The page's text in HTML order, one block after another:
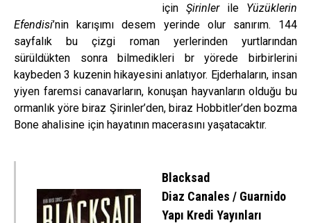
için Şirinlerile Yüzüklerin
Efendisi’nin karışımı desem yerinde olur sanırım. 144
sayfalık bu çizgi roman yerlerinden yurtlarından
sürüldükten sonra bilmedikleri br yörede birbirlerini
kaybeden 3 kuzenin hikayesini anlatıyor. Ejderhaların, insan
yiyen faremsi canavarların, konuşan hayvanların olduğu bu
ormanlık yöre biraz Şirinler’den, biraz Hobbitler’den bozma
Bone ahalisine için hayatının macerasını yaşatacaktır.
Blacksad
Diaz Canales / Guarnido
Yapı Kredi Yayınları